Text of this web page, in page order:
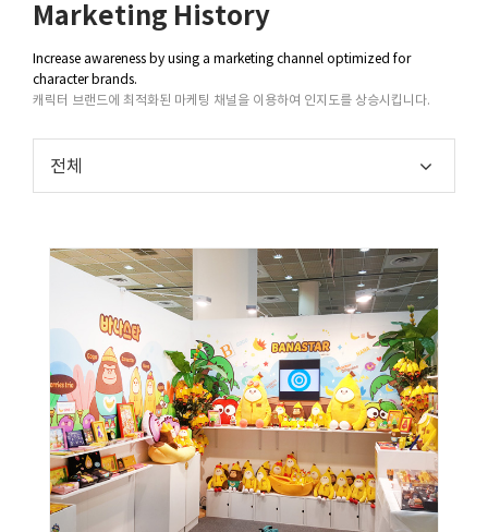
Marketing History
Increase awareness by using a marketing channel optimized for
character brands.
캐릭터 브랜드에 최적화된 마케팅 채널을 이용하여 인지도를 상승시킵니다.
전체